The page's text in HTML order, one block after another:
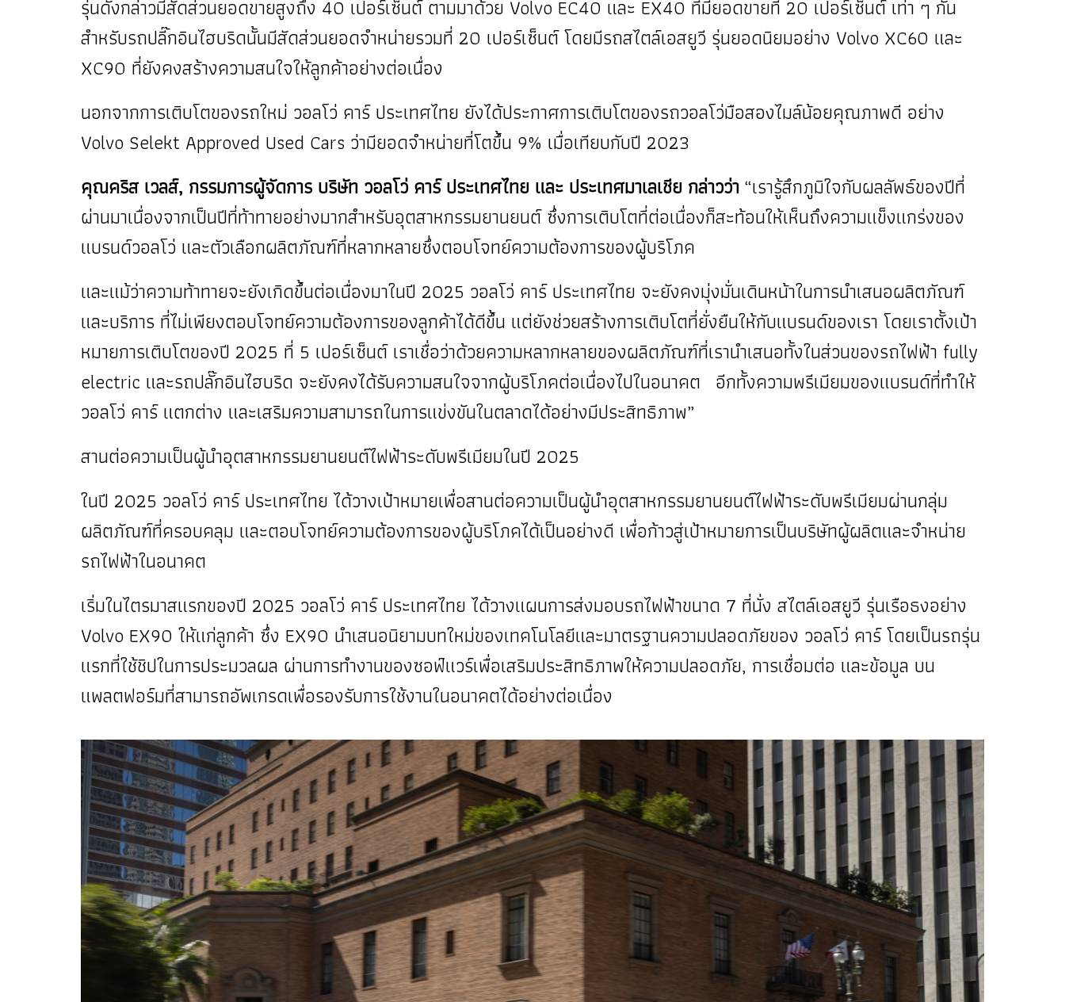
รุ่นดังกล่าวมีสัดส่วนยอดขายสูงถึง 40 เปอร์เซ็นต์ ตามมาด้วย Volvo EC40 และ EX40 ที่มียอดขายที่ 20 เปอร์เซ็นต์ เท่า ๆ กัน
สำหรับรถปลี๊กอินไฮบริดนั้นมีสัดส่วนยอดจำหน่ายรวมที่ 20 เปอร์เซ็นต์ โดยมีรถสไตล์เอสยูวี รุ่นยอดนิยมอย่าง Volvo XC60 และ
XC90 ที่ยังคงสร้างความสนใจให้ลูกค้าอย่างต่อเนื่อง
นอกจากการเติบโตของรถใหม่ วอลโว่ คาร์ ประเทศไทย ยังได้ประกาศการเติบโตของรถวอลโว่มือสองไมล์น้อยคุณภาพดี อย่าง
Volvo Selekt Approved Used Cars ว่ามียอดจำหน่ายที่โตขึ้น 9% เมื่อเทียบกับปี 2023
คุณคริส เวลส์, กรรมการผู้จัดการ บริษัท วอลโว่ คาร์ ประเทศไทย และ ประเทศมาเลเชีย กล่าวว่า“เรารู้สึกภูมิใจกับผลลัพธ์ของปีที่
ผ่านมาเนื่องจากเป็นปีที่ท้าทายอย่างมากสำหรับอุตสาหกรรมยานยนต์ ซึ่งการเติบโตที่ต่อเนื่องก็สะท้อนให้เห็นถึงความแข็งแกร่งของ
แบรนด์วอลโว่ และตัวเลือกผลิตภัณฑ์ที่หลากหลายซึ่งตอบโจทย์ความต้องการของผู้บริโภค
และแม้ว่าความท้าทายจะยังเกิดขึ้นต่อเนื่องมาในปี 2025 วอลโว่ คาร์ ประเทศไทย จะยังคงมุ่งมั่นเดินหน้าในการนำเสนอผลิตภัณฑ์
และบริการ ที่ไม่เพียงตอบโจทย์ความต้องการของลูกค้าได้ดีขึ้น แต่ยังช่วยสร้างการเติบโตที่ยั่งยืนให้กับแบรนด์ของเรา โดยเราตั้งเป้า
หมายการเติบโตของปี 2025 ที่ 5 เปอร์เซ็นต์ เราเชื่อว่าด้วยความหลากหลายของผลิตภัณฑ์ที่เรานำเสนอทั้งในส่วนของรถไฟฟ้า fully
electric และรถปลั๊กอินไฮบริด จะยังคงได้รับความสนใจจากผู้บริโภคต่อเนื่องไปในอนาคต อีกทั้งความพรีเมียมของแบรนด์ที่ทำให้
วอลโว่ คาร์ แตกต่าง และเสริมความสามารถในการแข่งขันในตลาดได้อย่างมีประสิทธิภาพ”
สานต่อความเป็นผู้นำอุตสาหกรรมยานยนต์ไฟฟ้าระดับพรีเมียมในปี 2025
ในปี 2025 วอลโว่ คาร์ ประเทศไทย ได้วางเป้าหมายเพื่อสานต่อความเป็นผู้นำอุตสาหกรรมยานยนต์ไฟฟ้าระดับพรีเมียมผ่านกลุ่ม
ผลิตภัณฑ์ที่ครอบคลุม และตอบโจทย์ความต้องการของผู้บริโภคได้เป็นอย่างดี เพื่อก้าวสู่เป้าหมายการเป็นบริษัทผู้ผลิตและจำหน่าย
รถไฟฟ้าในอนาคต
เริ่มในไตรมาสแรกของปี 2025 วอลโว่ คาร์ ประเทศไทย ได้วางแผนการส่งมอบรถไฟฟ้าขนาด 7 ที่นั่ง สไตล์เอสยูวี รุ่นเรือธงอย่าง
Volvo EX90 ให้แก่ลูกค้า ซึ่ง EX90 นำเสนอนิยามบทใหม่ของเทคโนโลยีและมาตรฐานความปลอดภัยของ วอลโว่ คาร์ โดยเป็นรถรุ่น
แรกที่ใช้ชิปในการประมวลผล ผ่านการทำงานของซอฟ์แวร์เพื่อเสริมประสิทธิภาพให้ความปลอดภัย, การเชื่อมต่อ และข้อมูล บน
แพลตฟอร์มที่สามารถอัพเกรดเพื่อรองรับการใช้งานในอนาคตได้อย่างต่อเนื่อง